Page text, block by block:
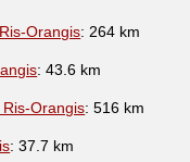
Orangis: 264 km
: 43.6 km
Ris-Orangis: 516 km
: 37.7 km